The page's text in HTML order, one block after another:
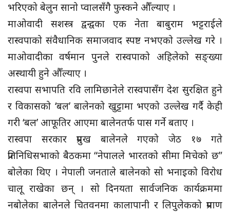
भरिएको बेलुन सानो प्वालसँगै फुस्कने औँल्याए ।
माओवादी सशस्त्र द्वन्द्वका एक नेता बाबुराम भट्टराईले
रास्वपाको संवैधानिक समाजवाद स्पष्ट नभएको उल्लेख गरे ।
माओवादीका वर्षमान पुनले रास्वपाको अहिलेको सङ्ख्या
अस्थायी हुने औँल्याए ।
रास्वपा सभापति रवि लामिछानेले रास्वपासँग देश सुरक्षित हुने
र विकासको ‘बल’ बालेनको खुट्टामा भएको उल्लेख गर्दै केही
गरी ‘बल’ आफूतिर आएमा बालेनतर्फ पास गर्ने बताए ।
रास्वपा सरकार प्रमुख बालेनले गएको जेठ १७ गते
प्रतिनिधिसभाको बैठकमा “नेपालले भारतको सीमा मिचेको छ”
बोलेका थिए । नेपाली जनताले बालेनको सो भनाइको विरोध
चालू राखेका छन् । सो दिनयता सार्वजनिक कार्यक्रममा
नबोलेका बालेनले चितवनमा कालापानी र लिपुलेकको प्रमाण